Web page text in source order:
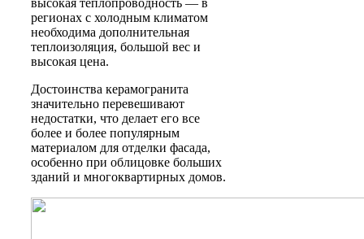
высокая теплопроводность — в
регионах с холодным климатом
необходима дополнительная
теплоизоляция, большой вес и
высокая цена.
Достоинства керамогранита
значительно перевешивают
недостатки, что делает его все
более и более популярным
материалом для отделки фасада,
особенно при облицовке больших
зданий и многоквартирных домов.